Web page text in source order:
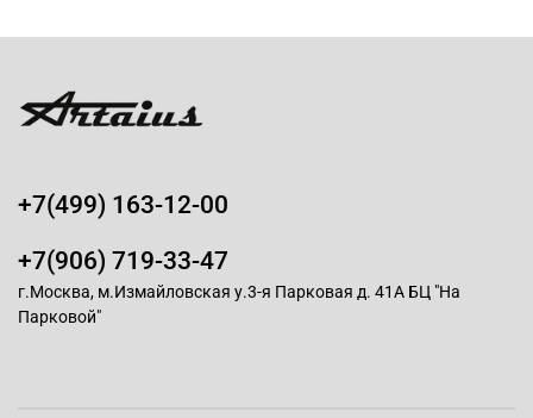
+7(499) 163-12-00
+7(906) 719-33-47
г.Москва, м.Измайловская у.3-я Парковая д. 41А БЦ "На
Парковой"